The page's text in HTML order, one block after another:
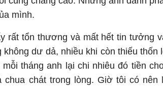
mình.
rất tổn thương và mất hết tin tưởng
không dư dả, nhiều khi còn thiếu thốn
tháng anh lại chi nhiêu đó tiền
chua chát trong lòng. Giờ tôi có nên